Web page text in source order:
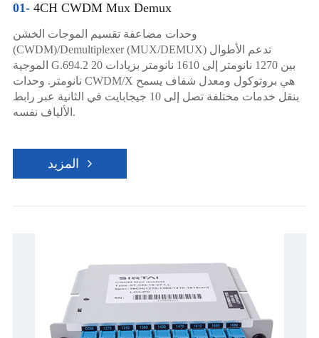
01-4CH CWDM Mux Demux
وحدات مضاعفة تقسيم الموجات الخشن
(CWDM)/Demultiplexer (MUX/DEMUX) تدعم الأطوال
الموجية G.694.2 بين 1270 نانومتر إلى 1610 نانومتر بزيادات 20
نانومتر. وحدات CWDM/X هي بروتوكول ومعدل شفاف يسمح
بنقل خدمات مختلفة تصل إلى 10 جيجابايت في الثانية عبر رابط
الألياف نفسه.
المزيد